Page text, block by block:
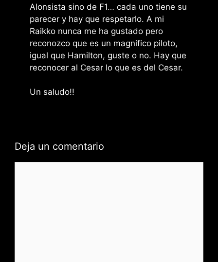
Alonsista sino de F1… cada uno tiene su
parecer y hay que respetarlo. A mi
Raikko nunca me ha gustado pero
reconozco que es un magnifico piloto,
igual que Hamilton, guste o no. Hay que
reconocer al Cesar lo que es del Cesar.
Un saludo!!
Deja un comentario